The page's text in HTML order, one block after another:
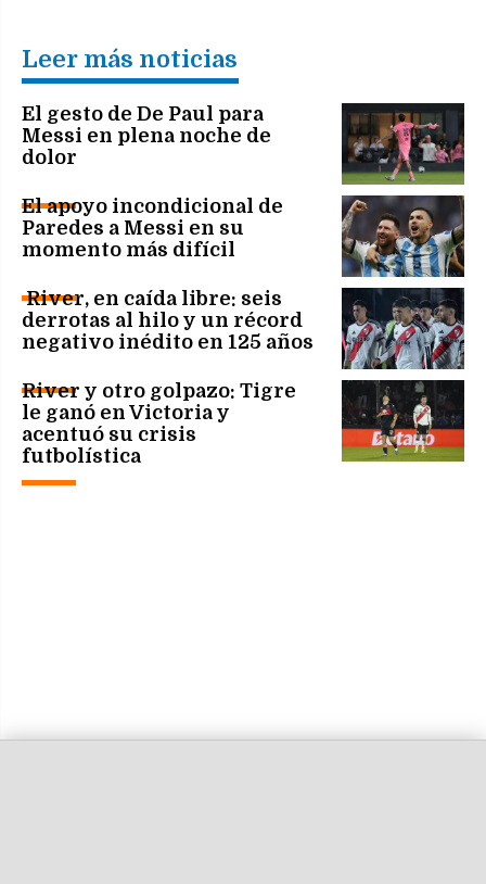
Leer más noticias
El gesto de De Paul para
Messi en plena noche de
dolor
El apoyo incondicional de
Paredes a Messi en su
momento más difícil
River, en caída libre: seis
derrotas al hilo y un récord
negativo inédito en 125 años
River y otro golpazo: Tigre
le ganó en Victoria y
acentuó su crisis
futbolística